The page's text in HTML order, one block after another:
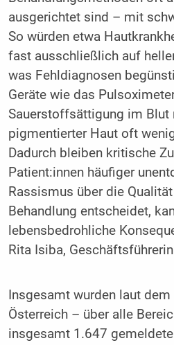
ausgerichtet sind – mit
So würden etwa
fast ausschließlich auf
was Fehldiagnosen
Geräte wie das
Sauerstoffsättigung im
pigmentierter Haut oft
Dadurch bleiben kritische
Patient:innen häufiger
Rassismus über die
Behandlung entscheidet,
lebensbedrohliche
Rita Isiba,
Insgesamt wurden laut
Österreich – über alle
insgesamt 1.647